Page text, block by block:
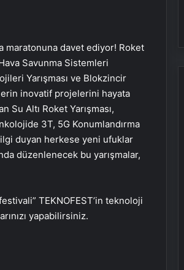
maratonuna davet ediyor! Roket
Hava Savunma Sistemleri
Yarışması ve Blokzincir
inovatif projelerini hayata
Su Altı Roket Yarışması,
3T, 5G Konumlandırma
ilgi duyan herkese yeni ufuklar
düzenlenecek bu yarışmalar,
TEKNOFEST’in teknoloji
yapabilirsiniz.